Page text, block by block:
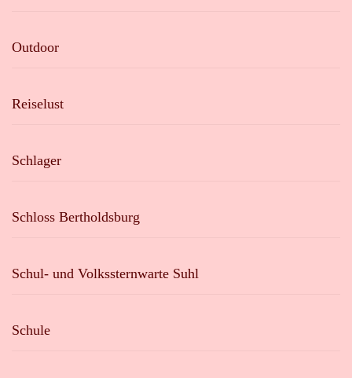
Outdoor
Reiselust
Schlager
Schloss Bertholdsburg
Schul- und Volkssternwarte Suhl
Schule